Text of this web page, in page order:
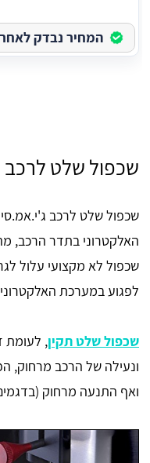
המחיר נבדק
שכפול שלט לרכב
שכפול שלט לרכב
האלקטרוני בתדר הרכב,
שכפול לא מקצועי עלול
לפגוע במערכת
שכפול שלט תקין, לעומת
ונעילה של הרכב
ואף התנעה מרחוק